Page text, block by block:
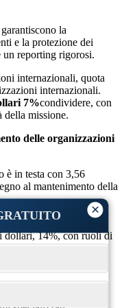
×
la
e la protezione dei
un reporting rigorosi.
internazionali, quota
internazionali.
7%condividere, con
missione.
delle organizzazioni
è in testa con 3,56
al mantenimento della
dollari, 16%, sicurezza
dollari, 14%, con ruoli di
protezione del